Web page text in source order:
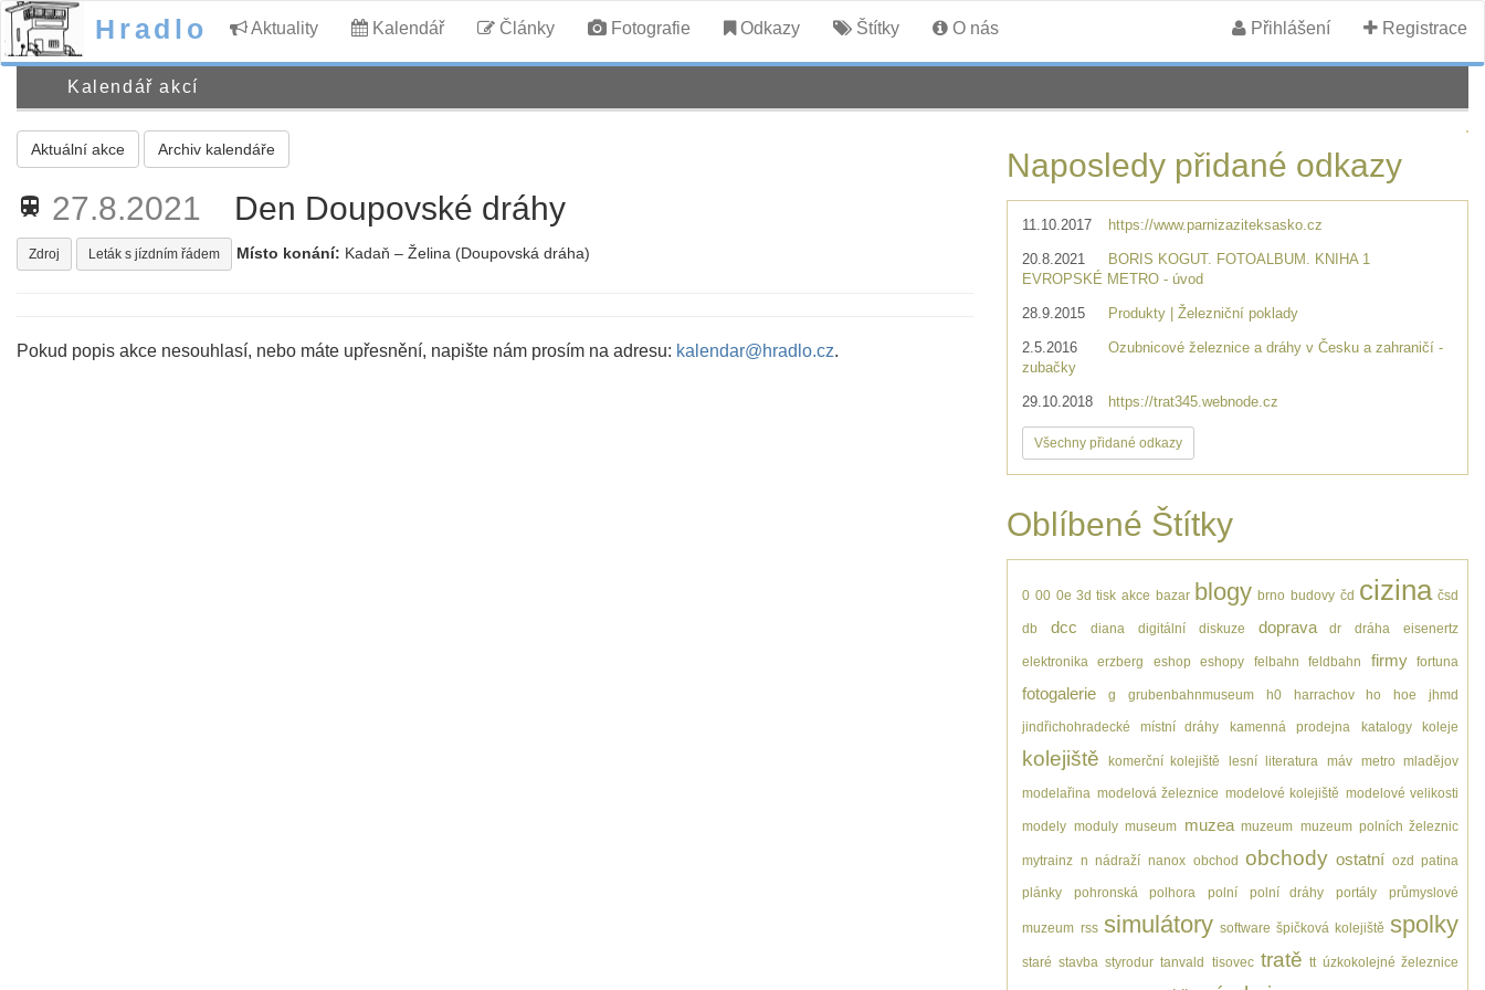
Hradlo Aktuality Kalendář Články Fotografie Odkazy Štítky O nás Přihlášení Registrace
Kalendář akcí
Aktuální akce Archiv kalendáře
train 27.8.2021 Den Doupovské dráhy
Zdroj Leták s jízdním řádem Místo konání: Kadaň – Želina (Doupovská dráha)
Pokud popis akce nesouhlasí, nebo máte upřesnění, napište nám prosím na adresu: kalendar@hradlo.cz.
Naposledy přidané odkazy
11.10.2017 https://www.parnizaziteksasko.cz
20.8.2021
BORIS KOGUT. FOTOALBUM. KNIHA 1
EVROPSKÉ METRO - úvod
28.9.2015 Produkty | Železniční poklady
2.5.2016
Ozubnicové železnice a dráhy v Česku a zahraničí -
zubačky
29.10.2018 https://trat345.webnode.cz
Všechny přidané odkazy
Oblíbené Štítky
0 00 0e 3d tisk akce bazar blogy brno budovy čd cizina čsd
db dcc diana digitální diskuze doprava dr dráha eisenertz
elektronika erzberg eshop eshopy felbahn feldbahn firmy fortuna
fotogalerie g grubenbahnmuseum h0 harrachov ho hoe jhmd
jindřichohradecké místní dráhy kamenná prodejna katalogy koleje
kolejiště komerční kolejiště lesní literatura máv metro mladějov
modelařina modelová železnice modelové kolejiště modelové velikosti
modely moduly museum muzea muzeum muzeum polních železnic
mytrainz n nádraží nanox obchod obchody ostatní ozd patina
plánky pohronská polhora polní polní dráhy portály průmyslové
muzeum rss simulátory software špičková kolejiště spolky
staré stavba styrodur tanvald tisovec tratě tt úzkokolejné železnice